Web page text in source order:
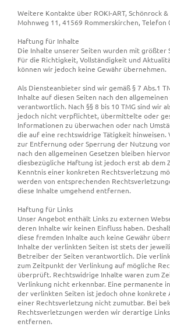
Weitere Kontakte über ROKI-ART, Schönrock &
Mohnweg 11, 41569 Rommerskirchen, Telefon
Haftung für Inhalte
Die Inhalte unserer Seiten wurden mit größter
Für die Richtigkeit, Vollständigkeit und
können wir jedoch keine Gewähr übernehmen.
Als Diensteanbieter sind wir gemäß § 7 Abs.1
Inhalte auf diesen Seiten nach den allgemeinen
verantwortlich. Nach §§ 8 bis 10 TMG sind wir
jedoch nicht verpflichtet, übermittelte oder
Informationen zu überwachen oder nach
die auf eine rechtswidrige Tätigkeit hinweisen.
zur Entfernung oder Sperrung der Nutzung
nach den allgemeinen Gesetzen bleiben
diesbezügliche Haftung ist jedoch erst ab dem
Kenntnis einer konkreten Rechtsverletzung
werden von entsprechenden
diese Inhalte umgehend entfernen.
Haftung für Links
Unser Angebot enthält Links zu externen
deren Inhalte wir keinen Einfluss haben.
diese fremden Inhalte auch keine Gewähr
Inhalte der verlinkten Seiten ist stets der
Betreiber der Seiten verantwortlich. Die
zum Zeitpunkt der Verlinkung auf mögliche
überprüft. Rechtswidrige Inhalte waren zum
Verlinkung nicht erkennbar. Eine permanente
der verlinkten Seiten ist jedoch ohne konkrete
einer Rechtsverletzung nicht zumutbar. Bei
Rechtsverletzungen werden wir derartige
entfernen.